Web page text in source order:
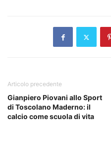
Articolo precedente
Gianpiero Piovani allo Sport
di Toscolano Maderno: il
calcio come scuola di vita